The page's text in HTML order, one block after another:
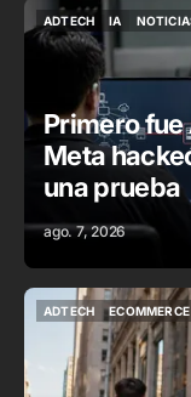
ADTECH
ADTECH
IA
Primero fue
Meta
una prueba
ago. 7, 2026
ADTECH
ADTECH